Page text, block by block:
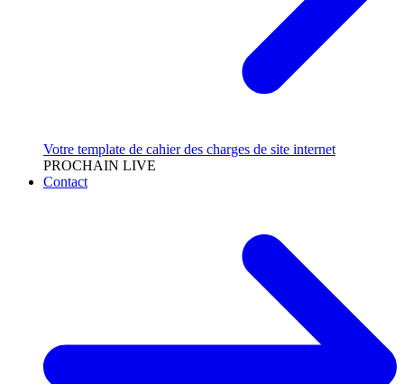
Votre template de cahier des charges de site internet
PROCHAIN LIVE
Contact